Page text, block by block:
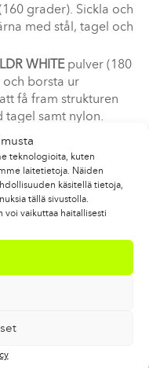
teknologioita, kuten
laitetietoja. Näiden
käsitellä tietoja,
tällä sivustolla.
vaikuttaa haitallisesti
grader). Sickla och
med stål, tagel och
LDR WHITEpulver (180
och borsta ur
få fram strukturen
tagel samt nylon.
borsta med nylon.
ordentligt. Borsta
tagel och avsluta